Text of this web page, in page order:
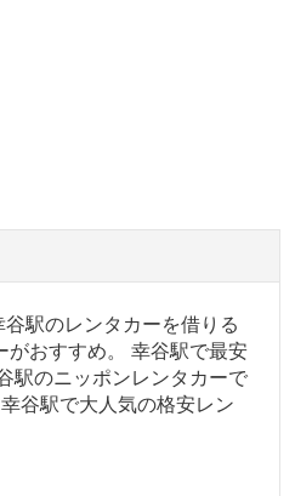
駅のレンタカーを借りる
がおすすめ。 幸谷駅で最安
駅のニッポンレンタカーで
谷駅で大人気の格安レン